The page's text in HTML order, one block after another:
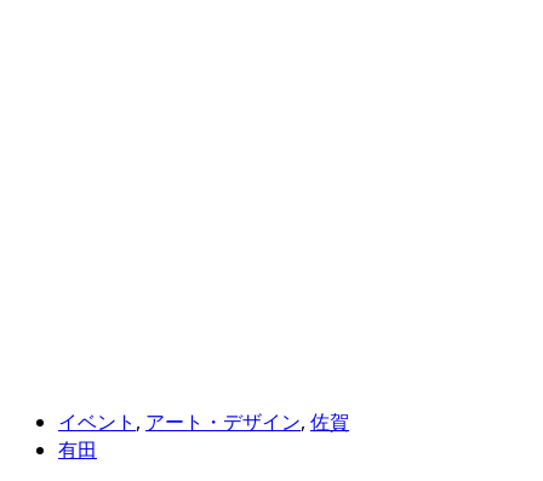
イベント , アート・デザイン, 佐賀
有田